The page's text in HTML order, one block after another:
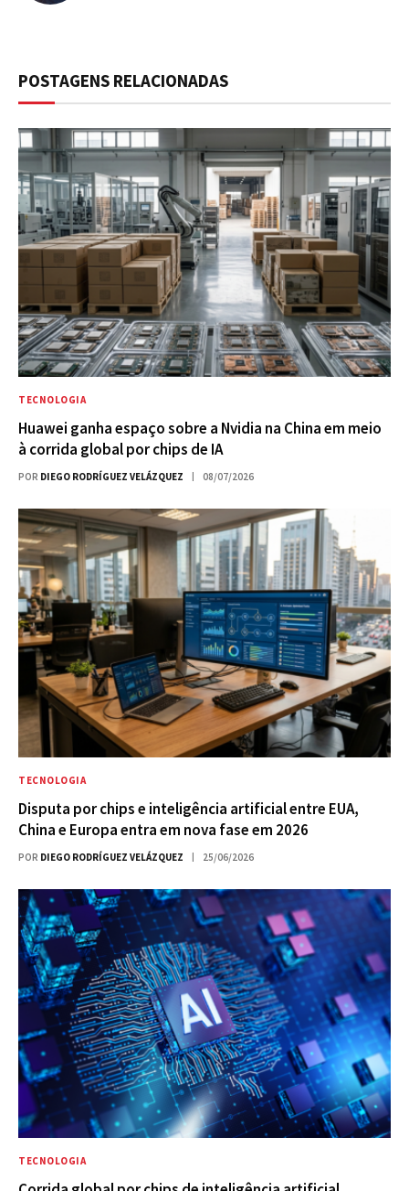
POSTAGENS RELACIONADAS
TECNOLOGIA
Huawei ganha espaço sobre a Nvidia na China em meio
à corrida global por chips de IA
POR DIEGO RODRÍGUEZ VELÁZQUEZ 08/07/2026
TECNOLOGIA
Disputa por chips e inteligência artificial entre EUA,
China e Europa entra em nova fase em 2026
POR DIEGO RODRÍGUEZ VELÁZQUEZ 25/06/2026
TECNOLOGIA